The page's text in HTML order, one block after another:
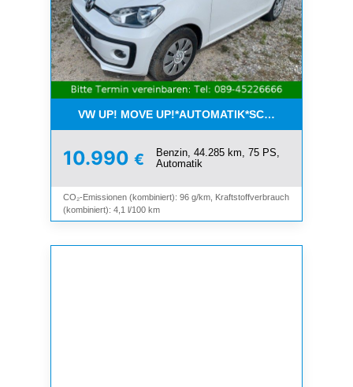
VW UP! MOVE
10.990 €
Benzin, 44.285 km, 75 PS,
Automatik
CO₂-Emissionen (kombiniert): 96 g/km, Kraftstoffverbrauch
(kombiniert): 4,1 l/100 km